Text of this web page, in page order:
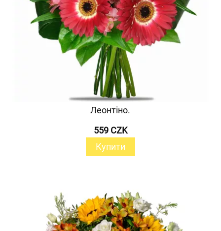
Леонтіно.
559 CZK
Купити